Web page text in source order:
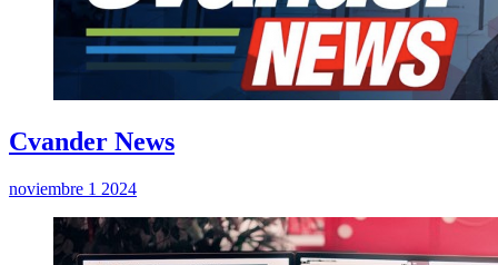
Cvander News
noviembre 1 2024